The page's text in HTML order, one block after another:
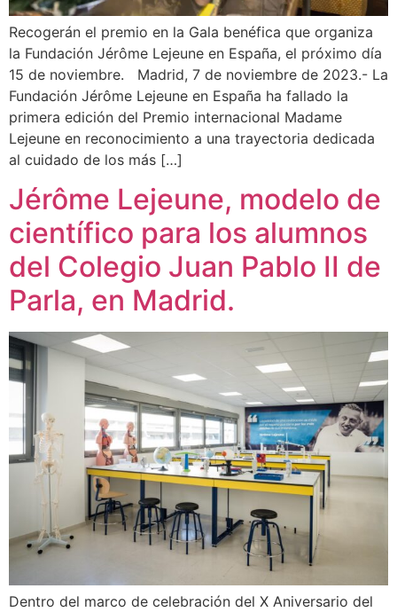
Recogerán el premio en la Gala benéfica que organiza
la Fundación Jérôme Lejeune en España, el próximo día
15 de noviembre. Madrid, 7 de noviembre de 2023.- La
Fundación Jérôme Lejeune en España ha fallado la
primera edición del Premio internacional Madame
Lejeune en reconocimiento a una trayectoria dedicada
al cuidado de los más […]
Jérôme Lejeune, modelo de
científico para los alumnos
del Colegio Juan Pablo II de
Parla, en Madrid.
Dentro del marco de celebración del X Aniversario del